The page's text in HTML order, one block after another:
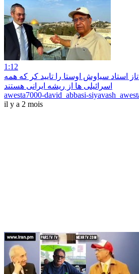
1:12
استاد سیاوش اوستا را تایید کر که همه
اسرائیلی ها از ریشه ایرانی هستند
awesta7000-david_abbasi-
il y a 2 mois